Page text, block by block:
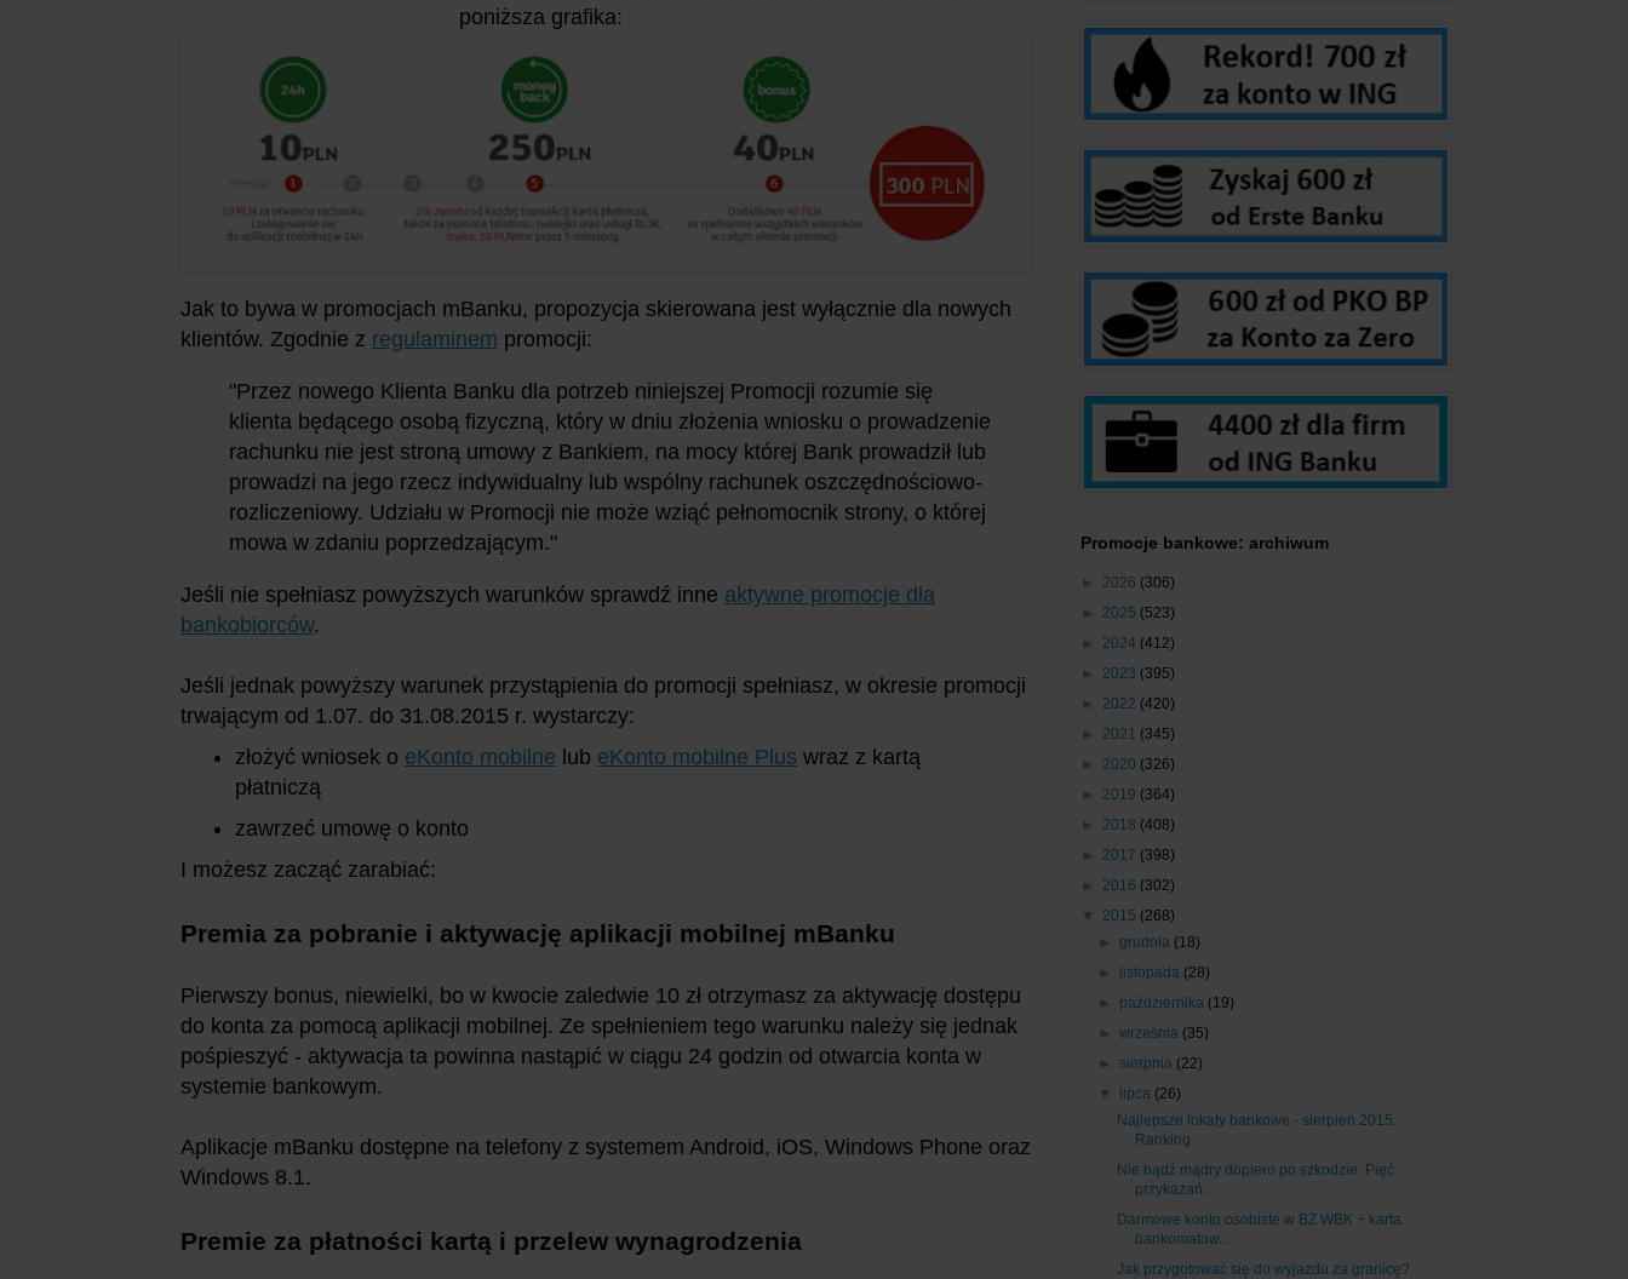
poniższa grafika:
Jak to bywa w promocjach mBanku, propozycja skierowana jest wyłącznie dla nowych
klientów. Zgodnie z regulaminem promocji:
"Przez nowego Klienta Banku dla potrzeb niniejszej Promocji rozumie się
klienta będącego osobą fizyczną, który w dniu złożenia wniosku o prowadzenie
rachunku nie jest stroną umowy z Bankiem, na mocy której Bank prowadził lub
prowadzi na jego rzecz indywidualny lub wspólny rachunek oszczędnościowo-
rozliczeniowy. Udziału w Promocji nie może wziąć pełnomocnik strony, o której
mowa w zdaniu poprzedzającym."
Jeśli nie spełniasz powyższych warunków sprawdź inne aktywne promocje dla
bankobiorców.
Jeśli jednak powyższy warunek przystąpienia do promocji spełniasz, w okresie promocji
trwającym od 1.07. do 31.08.2015 r. wystarczy:
złożyć wniosek o eKonto mobilne lub eKonto mobilne Plus wraz z kartą
płatniczą
zawrzeć umowę o konto
I możesz zacząć zarabiać:
Premia za pobranie i aktywację aplikacji mobilnej mBanku
Pierwszy bonus, niewielki, bo w kwocie zaledwie 10 zł otrzymasz za aktywację dostępu
do konta za pomocą aplikacji mobilnej. Ze spełnieniem tego warunku należy się jednak
pośpieszyć - aktywacja ta powinna nastąpić w ciągu 24 godzin od otwarcia konta w
systemie bankowym.
Aplikacje mBanku dostępne na telefony z systemem Android, iOS, Windows Phone oraz
Windows 8.1.
Premie za płatności kartą i przelew wynagrodzenia
Promocje bankowe: archiwum
► 2026 (306)
► 2025 (523)
► 2024 (412)
► 2023 (395)
► 2022 (420)
► 2021 (345)
► 2020 (326)
► 2019 (364)
► 2018 (408)
► 2017 (398)
► 2016 (302)
▼ 2015 (268)
►grudnia (18)
►
listopada (28)
► października (19)
►września (35)
► sierpnia (22)
▼
lipca (26)
Najlepsze lokaty bankowe - sierpień 2015.
Ranking
Nie bądź mądry dopiero po szkodzie. Pięć
przykazań...
Darmowe konto osobiste w BZ WBK + karta
bankomatow...
Jak przygotować się do wyjazdu za granicę?